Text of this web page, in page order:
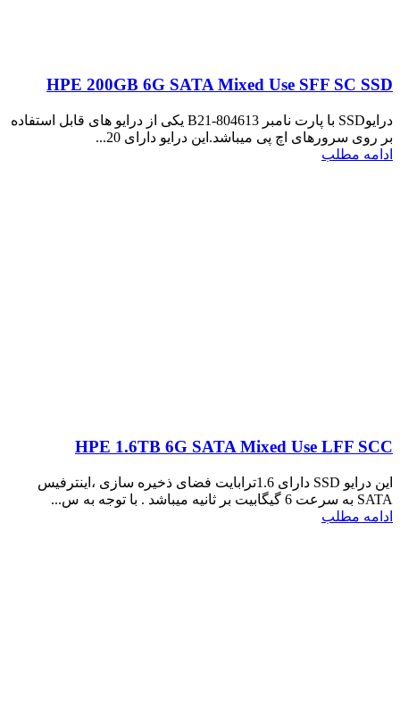
HPE 200GB 6G SATA Mixed Use SFF SC SSD
درایوSSD با پارت نامبر 804613-B21 یکی از درایو های قابل استفاده
بر روی سرورهای اچ پی میباشد.این درایو دارای 20...
ادامه مطلب
HPE 1.6TB 6G SATA Mixed Use LFF SCC
این درایو SSD دارای 1.6ترابایت فضای ذخیره سازی ،اینترفیس
SATA به سرعت 6 گیگابیت بر ثانیه میباشد . با توجه به س...
ادامه مطلب